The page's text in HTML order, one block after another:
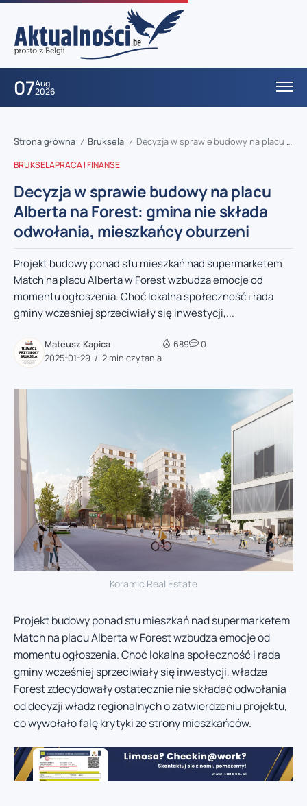
07Aug
2026
Strona główna / Bruksela / Decyzja w sprawie budowy na placu Alberta na Forest: gmina nie składa odwołania, mieszkańcy oburzeni
BRUKSELAPRACA I FINANSE
Decyzja w sprawie budowy na placu
Alberta na Forest: gmina nie składa
odwołania, mieszkańcy oburzeni
Projekt budowy ponad stu mieszkań nad supermarketem
Match na placu Alberta w Forest wzbudza emocje od
momentu ogłoszenia. Choć lokalna społeczność i rada
gminy wcześniej sprzeciwiały się inwestycji,...
Mateusz Kapica
2025-01-29
2 min czytania
689 0
Koramic Real Estate
Projekt budowy ponad stu mieszkań nad supermarketem
Match na placu Alberta w Forest wzbudza emocje od
momentu ogłoszenia. Choć lokalna społeczność i rada
gminy wcześniej sprzeciwiały się inwestycji, władze
Forest zdecydowały ostatecznie nie składać odwołania
od decyzji władz regionalnych o zatwierdzeniu projektu,
co wywołało falę krytyki ze strony mieszkańców.